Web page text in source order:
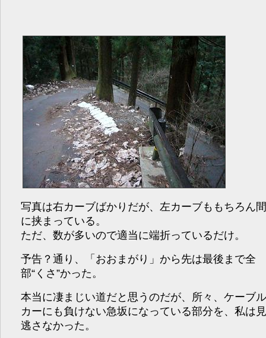
写真は右カーブばかりだが、左カーブももちろん
に挟まっている。
ただ、数が多いので適当に端折っているだけ。
予告？通り、「おおまがり」から先は最後まで全
部“くさ”かった。
本当に凄まじい道だと思うのだが、所々、ケーブ
カーにも負けない急坂になっている部分を、私は
逃さなかった。